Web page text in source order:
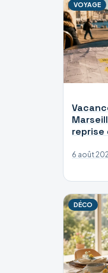
VOYAGE
reprise
6 août
DÉCO